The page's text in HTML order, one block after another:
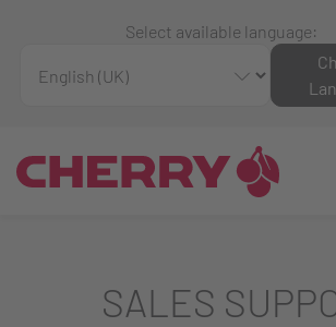
Select available language:
SALES